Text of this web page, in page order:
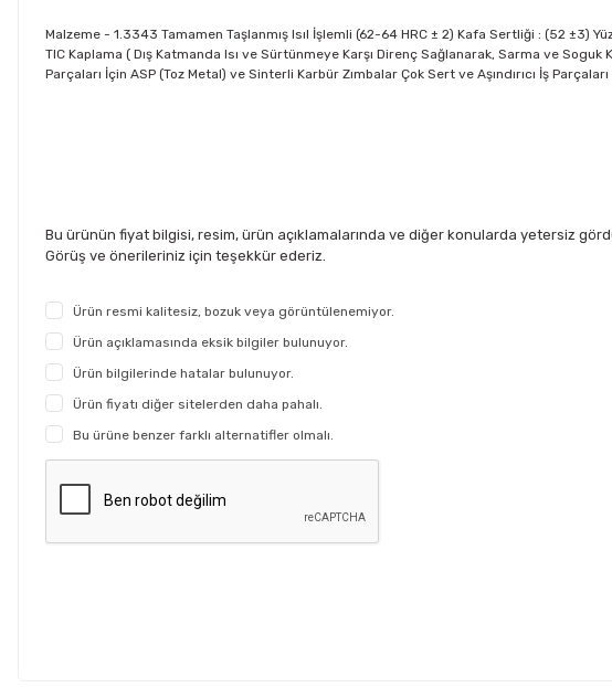
Malzeme - 1.3343 Tamamen Taşlanmış Isıl İşlemli (62-64 HRC ± 2) Kafa Sertliği : (52 ±3)
TIC Kaplama ( Dış Katmanda Isı ve Sürtünmeye Karşı Direnç Sağlanarak, Sarma ve Soguk
Parçaları İçin ASP (Toz Metal) ve Sinterli Karbür Zımbalar Çok Sert ve Aşındırıcı İş
Bu ürünün fiyat bilgisi, resim, ürün açıklamalarında ve diğer konularda yetersiz
Görüş ve önerileriniz için teşekkür ederiz.
Ürün resmi kalitesiz, bozuk veya görüntülenemiyor.
Ürün açıklamasında eksik bilgiler bulunuyor.
Ürün bilgilerinde hatalar bulunuyor.
Ürün fiyatı diğer sitelerden daha pahalı.
Bu ürüne benzer farklı alternatifler olmalı.